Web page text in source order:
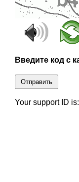
Введите код с
Отправить
Your support ID